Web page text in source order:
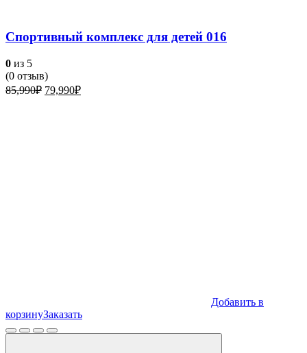
Спортивный комплекс для детей 016
0 из 5
(0 отзыв)
85,990₽ Первоначальная
79,990₽Текущая
Добавить в
корзинуЗаказать